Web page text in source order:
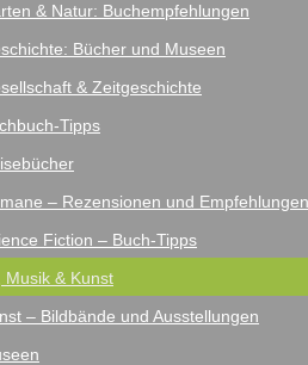
& Natur: Buchempfehlungen
Bücher und Museen
& Zeitgeschichte
Tipps
– Rezensionen und Empfehlungen
Fiction – Buch-Tipps
Musik & Kunst
– Bildbände und Ausstellungen